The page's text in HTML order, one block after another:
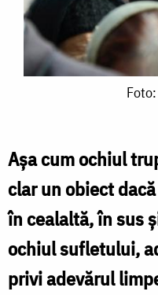
Aşa cum ochiul
clar un obiect
în cealaltă, în sus
ochiul sufletului,
privi adevărul